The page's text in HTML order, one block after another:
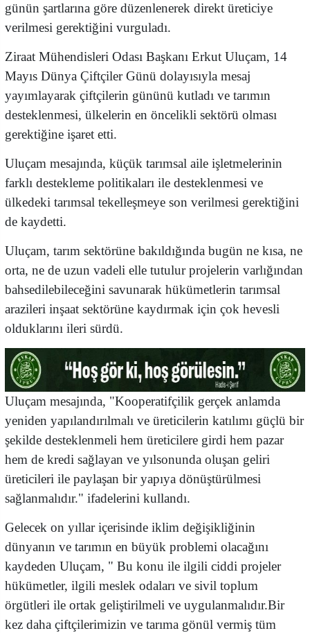
günün şartlarına göre düzenlenerek direkt üreticiye
verilmesi gerektiğini vurguladı.
Ziraat Mühendisleri Odası Başkanı Erkut Uluçam, 14
Mayıs Dünya Çiftçiler Günü dolayısıyla mesaj
yayımlayarak çiftçilerin gününü kutladı ve tarımın
desteklenmesi, ülkelerin en öncelikli sektörü olması
gerektiğine işaret etti.
Uluçam mesajında, küçük tarımsal aile işletmelerinin
farklı destekleme politikaları ile desteklenmesi ve
ülkedeki tarımsal tekelleşmeye son verilmesi gerektiğini
de kaydetti.
Uluçam, tarım sektörüne bakıldığında bugün ne kısa, ne
orta, ne de uzun vadeli elle tutulur projelerin varlığından
bahsedilebileceğini savunarak hükümetlerin tarımsal
arazileri inşaat sektörüne kaydırmak için çok hevesli
olduklarını ileri sürdü.
Uluçam mesajında, "Kooperatifçilik gerçek anlamda
yeniden yapılandırılmalı ve üreticilerin katılımı güçlü bir
şekilde desteklenmeli hem üreticilere girdi hem pazar
hem de kredi sağlayan ve yılsonunda oluşan geliri
üreticileri ile paylaşan bir yapıya dönüştürülmesi
sağlanmalıdır." ifadelerini kullandı.
Gelecek on yıllar içerisinde iklim değişikliğinin
dünyanın ve tarımın en büyük problemi olacağını
kaydeden Uluçam, " Bu konu ile ilgili ciddi projeler
hükümetler, ilgili meslek odaları ve sivil toplum
örgütleri ile ortak geliştirilmeli ve uygulanmalıdır.Bir
kez daha çiftçilerimizin ve tarıma gönül vermiş tüm